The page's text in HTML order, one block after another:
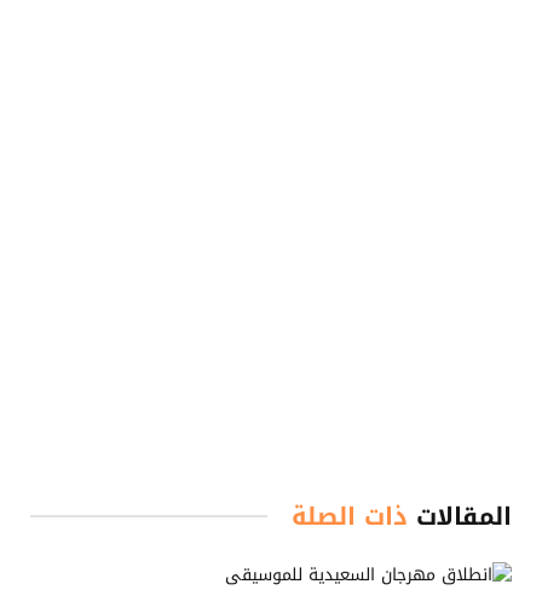
المقالات ذات الصلة